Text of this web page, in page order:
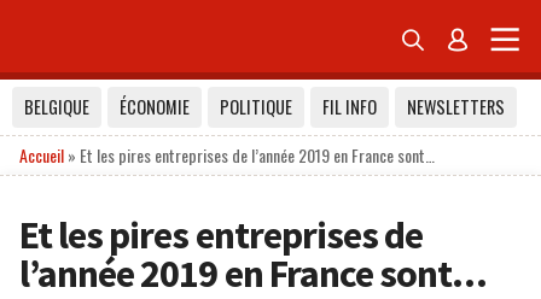
 
BELGIQUE ÉCONOMIE POLITIQUE FIL INFO
NEWSLETTERS
Accueil» Et les pires entreprises de l’année 2019 en France sont…
Et les pires entreprises de
l’année 2019 en France sont…